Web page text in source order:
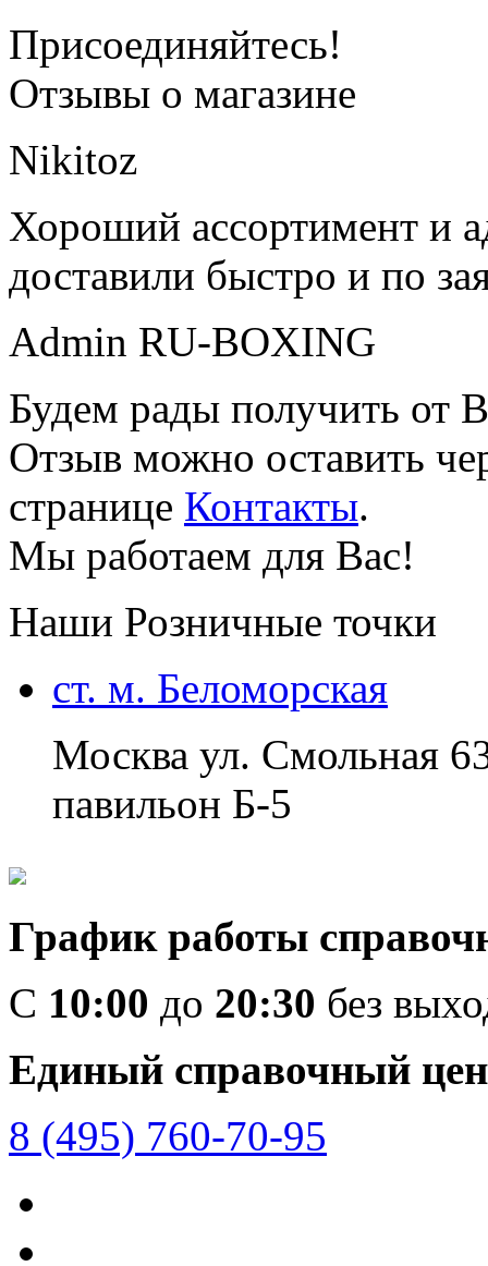
Присоединяйтесь!
Отзывы о магазине
Nikitoz
Хороший ассортимент и
доставили быстро и по
Admin RU-BOXING
Будем рады получить от
Отзыв можно оставить
странице Контакты.
Мы работаем для Вас!
Наши Розничные точки
ст. м. Беломорская
Москва ул. Смольная
павильон Б-5
График работы
C 10:00 до 20:30 без
Единый справочный
8 (495) 760-70-95